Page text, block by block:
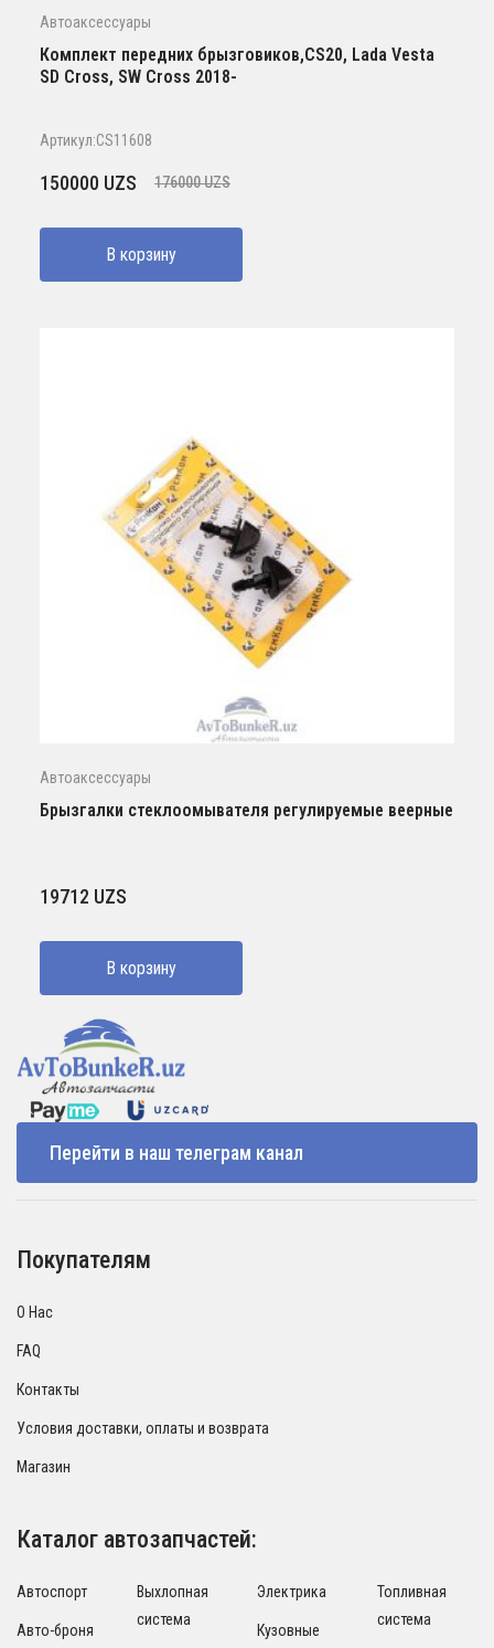
Автоаксессуары
Комплект передних брызговиков,CS20, Lada Vesta
SD Cross, SW Cross 2018-
Артикул:CS11608
176000UZS
Первоначальная
составляла
176000 UZS.
150000 UZS
Текущая
150000 UZS.
В корзину
Автоаксессуары
Брызгалки стеклоомывателя регулируемые веерные
19712 UZS
В корзину
Перейти в наш телеграм канал
Покупателям
О Нас
FAQ
Контакты
Условия доставки, оплаты и возврата
Магазин
Каталог автозапчастей:
Автоспорт
Авто-броня
Выхлопная
система
Электрика
Кузовные
Топливная
система